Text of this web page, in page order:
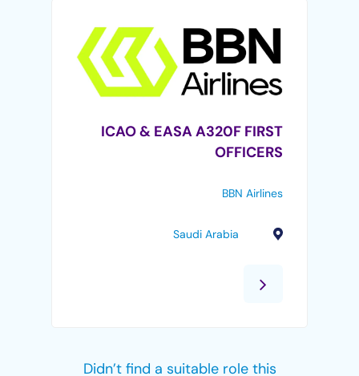
ICAO & EASA A320F FIRST
OFFICERS
BBN Airlines
Saudi Arabia
Didn’t find a suitable role this